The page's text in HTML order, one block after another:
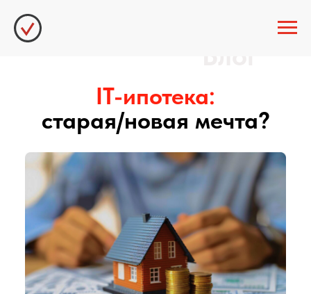
IT-ипотека:
старая/новая мечта?